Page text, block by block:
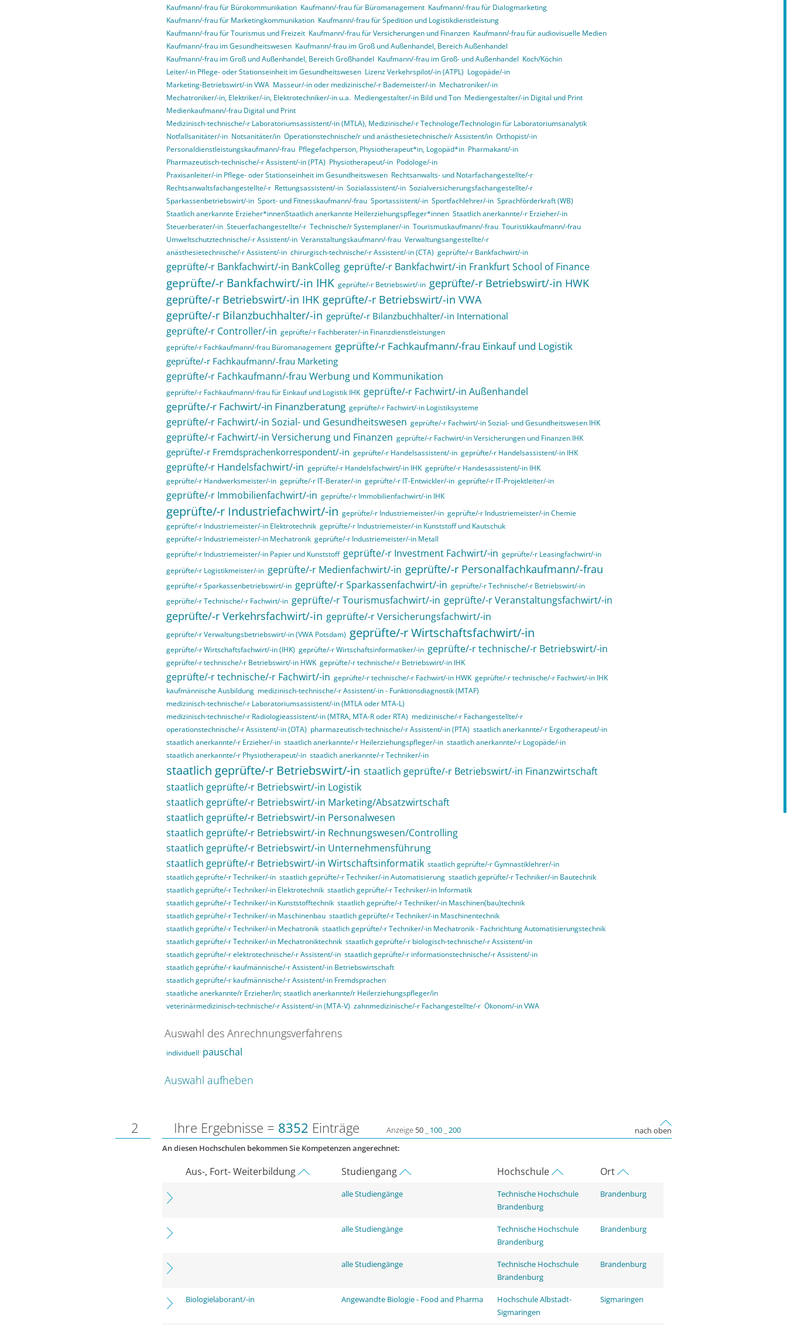
Kaufmann/-frau für Bürokommunikation Kaufmann/-frau für Büromanagement Kaufmann/-frau für Dialogmarketing
Kaufmann/-frau für Marketingkommunikation Kaufmann/-frau für Spedition und Logistikdienstleistung
Kaufmann/-frau für Tourismus und Freizeit Kaufmann/-frau für Versicherungen und Finanzen Kaufmann/-frau für audiovisuelle Medien
Kaufmann/-frau im Gesundheitswesen Kaufmann/-frau im Groß und Außenhandel, Bereich Außenhandel
Kaufmann/-frau im Groß und Außenhandel, Bereich Großhandel Kaufmann/-frau im Groß- und Außenhandel Koch/Köchin
Leiter/-in Pflege- oder Stationseinheit im Gesundheitswesen Lizenz Verkehrspilot/-in (ATPL) Logopäde/-in
Marketing-Betriebswirt/-in VWA Masseur/-in oder medizinische/-r Bademeister/-in Mechatroniker/-in
Mechatroniker/-in, Elektriker/-in, Elektrotechniker/-in u.a. Mediengestalter/-in Bild und Ton Mediengestalter/-in Digital und Print
Medienkaufmann/-frau Digital und Print
Medizinisch-technische/-r Laboratoriumsassistent/-in (MTLA), Medizinische/-r Technologe/Technologin für Laboratoriumsanalytik
Notfallsanitäter/-in Notsanitäter/in Operationstechnische/r und anästhesietechnische/r Assistent/in Orthopist/-in
Personaldienstleistungskaufmann/-frau Pflegefachperson, Physiotherapeut*in, Logopäd*in Pharmakant/-in
Pharmazeutisch-technische/-r Assistent/-in (PTA) Physiotherapeut/-in Podologe/-in
Praxisanleiter/-in Pflege- oder Stationseinheit im Gesundheitswesen Rechtsanwalts- und Notarfachangestellte/-r
Rechtsanwaltsfachangestellte/-r Rettungsassistent/-in Sozialassistent/-in Sozialversicherungsfachangestellte/-r
Sparkassenbetriebswirt/-in Sport- und Fitnesskaufmann/-frau Sportassistent/-in Sportfachlehrer/-in Sprachförderkraft (WB)
Staatlich anerkannte Erzieher*innenStaatlich anerkannte Heilerziehungspfleger*innen Staatlich anerkannte/-r Erzieher/-in
Steuerberater/-in Steuerfachangestellte/-r Technische/r Systemplaner/-in Tourismuskaufmann/-frau Touristikkaufmann/-frau
Umweltschutztechnische/-r Assistent/-in Veranstaltungskaufmann/-frau Verwaltungsangestellte/-r
anästhesietechnische/-r Assistent/-in chirurgisch-technische/-r Assistent/-in (CTA) geprüfte/-r Bankfachwirt/-in
geprüfte/-r Bankfachwirt/-in BankColleg geprüfte/-r Bankfachwirt/-in Frankfurt School of Finance
geprüfte/-r Bankfachwirt/-in IHK geprüfte/-r Betriebswirt/-in geprüfte/-r Betriebswirt/-in HWK
geprüfte/-r Betriebswirt/-in IHK geprüfte/-r Betriebswirt/-in VWA
geprüfte/-r Bilanzbuchhalter/-in geprüfte/-r Bilanzbuchhalter/-in International
geprüfte/-r Controller/-in geprüfte/-r Fachberater/-in Finanzdienstleistungen
geprüfte/-r Fachkaufmann/-frau Büromanagement geprüfte/-r Fachkaufmann/-frau Einkauf und Logistik
geprüfte/-r Fachkaufmann/-frau Marketing
geprüfte/-r Fachkaufmann/-frau Werbung und Kommunikation
geprüfte/-r Fachkaufmann/-frau für Einkauf und Logistik IHK geprüfte/-r Fachwirt/-in Außenhandel
geprüfte/-r Fachwirt/-in Finanzberatung geprüfte/-r Fachwirt/-in Logistiksysteme
geprüfte/-r Fachwirt/-in Sozial- und Gesundheitswesen geprüfte/-r Fachwirt/-in Sozial- und Gesundheitswesen IHK
geprüfte/-r Fachwirt/-in Versicherung und Finanzen geprüfte/-r Fachwirt/-in Versicherungen und Finanzen IHK
geprüfte/-r Fremdsprachenkorrespondent/-in geprüfte/-r Handelsassistent/-in geprüfte/-r Handelsassistent/-in IHK
geprüfte/-r Handelsfachwirt/-in geprüfte/-r Handelsfachwirt/-in IHK geprüfte/-r Handesassistent/-in IHK
geprüfte/-r Handwerksmeister/-in geprüfte/-r IT-Berater/-in geprüfte/-r IT-Entwickler/-in geprüfte/-r IT-Projektleiter/-in
geprüfte/-r Immobilienfachwirt/-in geprüfte/-r Immobilienfachwirt/-in IHK
geprüfte/-r Industriefachwirt/-in geprüfte/-r Industriemeister/-in geprüfte/-r Industriemeister/-in Chemie
geprüfte/-r Industriemeister/-in Elektrotechnik geprüfte/-r Industriemeister/-in Kunststoff und Kautschuk
geprüfte/-r Industriemeister/-in Mechatronik geprüfte/-r Industriemeister/-in Metall
geprüfte/-r Industriemeister/-in Papier und Kunststoff geprüfte/-r Investment Fachwirt/-in geprüfte/-r Leasingfachwirt/-in
geprüfte/-r Logistikmeister/-in geprüfte/-r Medienfachwirt/-in geprüfte/-r Personalfachkaufmann/-frau
geprüfte/-r Sparkassenbetriebswirt/-in geprüfte/-r Sparkassenfachwirt/-in geprüfte/-r Technische/-r Betriebswirt/-in
geprüfte/-r Technische/-r Fachwirt/-in geprüfte/-r Tourismusfachwirt/-in geprüfte/-r Veranstaltungsfachwirt/-in
geprüfte/-r Verkehrsfachwirt/-in geprüfte/-r Versicherungsfachwirt/-in
geprüfte/-r Verwaltungsbetriebswirt/-in (VWA Potsdam) geprüfte/-r Wirtschaftsfachwirt/-in
geprüfte/-r Wirtschaftsfachwirt/-in (IHK) geprüfte/-r Wirtschaftsinformatiker/-in geprüfte/-r technische/-r Betriebswirt/-in
geprüfte/-r technische/-r Betriebswirt/-in HWK geprüfte/-r technische/-r Betriebswirt/-in IHK
geprüfte/-r technische/-r Fachwirt/-in geprüfte/-r technische/-r Fachwirt/-in HWK geprüfte/-r technische/-r Fachwirt/-in IHK
kaufmännische Ausbildung medizinisch-technische/-r Assistent/-in - Funktionsdiagnostik (MTAF)
medizinisch-technische/-r Laboratoriumsassistent/-in (MTLA oder MTA-L)
medizinisch-technische/-r Radiologieassistent/-in (MTRA, MTA-R oder RTA) medizinische/-r Fachangestellte/-r
operationstechnische/-r Assistent/-in (OTA) pharmazeutisch-technische/-r Assistent/-in (PTA) staatlich anerkannte/-r Ergotherapeut/-in
staatlich anerkannte/-r Erzieher/-in staatlich anerkannte/-r Heilerziehungspfleger/-in staatlich anerkannte/-r Logopäde/-in
staatlich anerkannte/-r Physiotherapeut/-in staatlich anerkannte/-r Techniker/-in
staatlich geprüfte/-r Betriebswirt/-in staatlich geprüfte/-r Betriebswirt/-in Finanzwirtschaft
staatlich geprüfte/-r Betriebswirt/-in Logistik
staatlich geprüfte/-r Betriebswirt/-in Marketing/Absatzwirtschaft
staatlich geprüfte/-r Betriebswirt/-in Personalwesen
staatlich geprüfte/-r Betriebswirt/-in Rechnungswesen/Controlling
staatlich geprüfte/-r Betriebswirt/-in Unternehmensführung
staatlich geprüfte/-r Betriebswirt/-in Wirtschaftsinformatik staatlich geprüfte/-r Gymnastiklehrer/-in
staatlich geprüfte/-r Techniker/-in staatlich geprüfte/-r Techniker/-in Automatisierung staatlich geprüfte/-r Techniker/-in Bautechnik
staatlich geprüfte/-r Techniker/-in Elektrotechnik staatlich geprüfte/-r Techniker/-in Informatik
staatlich geprüfte/-r Techniker/-in Kunststofftechnik staatlich geprüfte/-r Techniker/-in Maschinen(bau)technik
staatlich geprüfte/-r Techniker/-in Maschinenbau staatlich geprüfte/-r Techniker/-in Maschinentechnik
staatlich geprüfte/-r Techniker/-in Mechatronik staatlich geprüfte/-r Techniker/-in Mechatronik - Fachrichtung Automatisierungstechnik
staatlich geprüfte/-r Techniker/-in Mechatroniktechnik staatlich geprüfte/-r biologisch-technische/-r Assistent/-in
staatlich geprüfte/-r elektrotechnische/-r Assistent/-in staatlich geprüfte/-r informationstechnische/-r Assistent/-in
staatlich geprüfte/-r kaufmännische/-r Assistent/-in Betriebswirtschaft
staatlich geprüfte/-r kaufmännische/-r Assistent/-in Fremdsprachen
staatliche anerkannte/r Erzieher/in; staatlich anerkannte/r Heilerziehungspfleger/in
veterinärmedizinisch-technische/-r Assistent/-in (MTA-V) zahnmedizinische/-r Fachangestellte/-r Ökonom/-in VWA
Auswahl des Anrechnungsverfahrens
individuell pauschal
Auswahl aufheben
2 Ihre Ergebnisse = 8352 Einträge Anzeige 50 100 200
nach oben
An diesen Hochschulen bekommen Sie Kompetenzen angerechnet:
Aus-, Fort- Weiterbildung Studiengang Hochschule Ort
alle Studiengänge
Technische Hochschule
Brandenburg
Brandenburg
alle Studiengänge
Technische Hochschule
Brandenburg
Brandenburg
alle Studiengänge
Technische Hochschule
Brandenburg
Brandenburg
Biologielaborant/-in Angewandte Biologie - Food and Pharma
Hochschule Albstadt-
Sigmaringen
Sigmaringen